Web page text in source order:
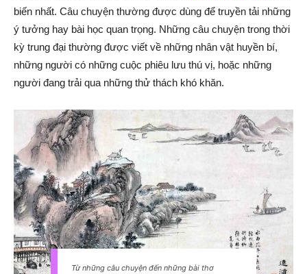
biến nhất. Câu chuyện thường được dùng để truyền tải những
ý tưởng hay bài học quan trọng. Những câu chuyện trong thời
kỳ trung đại thường được viết về những nhân vật huyền bí,
những người có những cuộc phiêu lưu thú vị, hoặc những
người đang trải qua những thử thách khó khăn.
Từ những câu chuyện đến những bài thơ